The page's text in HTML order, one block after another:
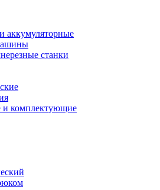
аккумуляторные
станки
и комплектующие